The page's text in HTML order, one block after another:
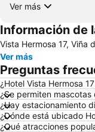
Ver más
Información de
Vista Hermosa 17, Viña
Ver más
Preguntas
¿Hotel Vista Hermosa
¿Se permiten mascotas
¿Hay estacionamiento
¿Dónde está ubicado
¿Qué atracciones